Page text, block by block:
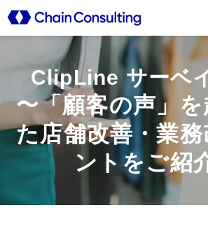
サービス
ClipLine サーベ
〜「顧客の声」
た店舗改善・業務
ントをご紹